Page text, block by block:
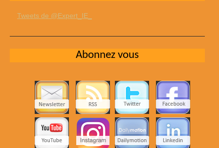
Tweets de @Expert_IE_
Abonnez vous